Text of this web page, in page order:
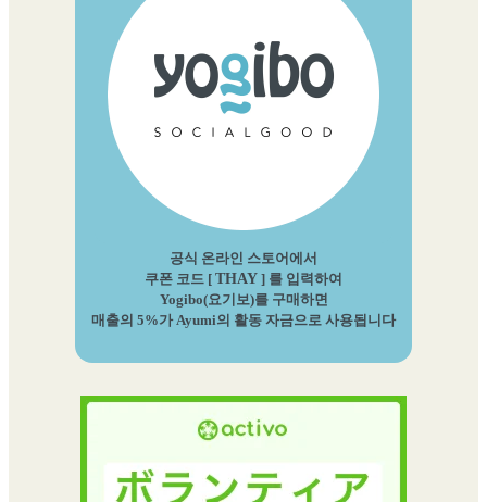
공식 온라인 스토어에서
쿠폰 코드 [ THAY ] 를 입력하여
Yogibo(요기보)를 구매하면
매출의 5%가 Ayumi의 활동 자금으로 사용됩니다